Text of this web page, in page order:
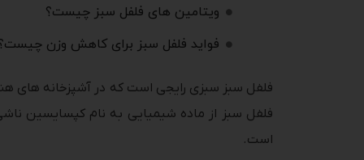
ویتامین های فلفل سبز چیست؟
فواید فلفل سبز برای کاهش وزن
فلفل سبز از ماده شیمیایی به نام کپسایسین
است.